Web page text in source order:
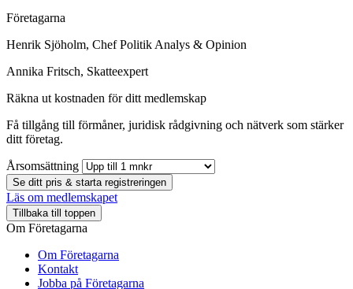
Företagarna
Henrik Sjöholm, Chef Politik Analys & Opinion
Annika Fritsch, Skatteexpert
Räkna ut kostnaden för ditt medlemskap
Få tillgång till förmåner, juridisk rådgivning och nätverk som stärker
ditt företag.
Årsomsättning
Se ditt pris & starta registreringen
Läs om medlemskapet
Tillbaka till toppen
Om Företagarna
Om Företagarna
Kontakt
Jobba på Företagarna